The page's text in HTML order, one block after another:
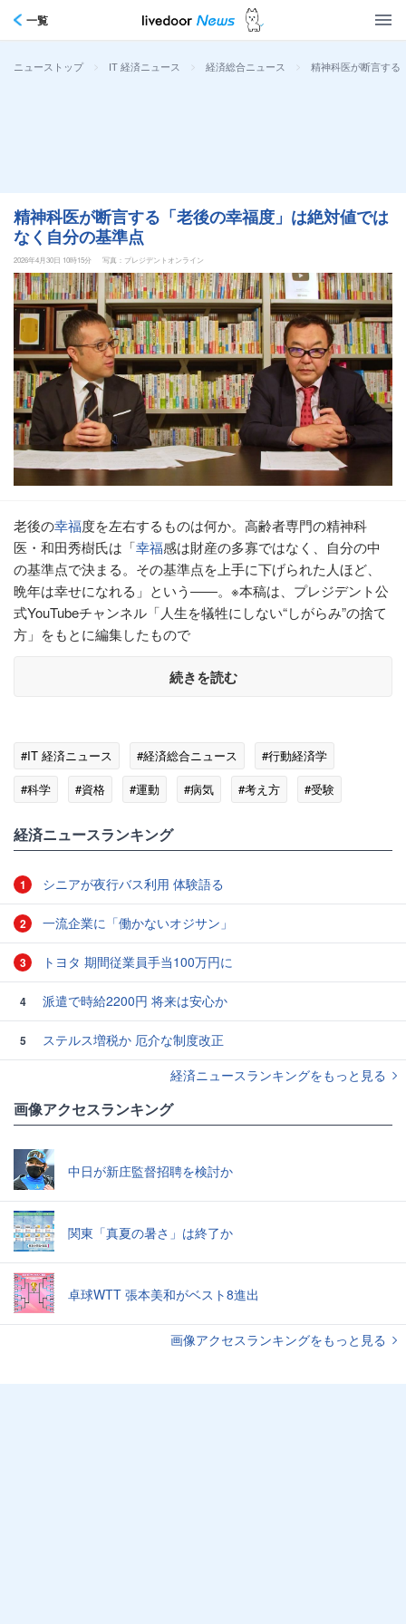
一覧
ニューストップ > IT 経済ニュース > 経済総合ニュース > 精神科医が断言する
精神科医が断言する「老後の幸福度」は絶対値では
なく自分の基準点
2026年4月30日 10時15分 写真：プレジデントオンライン
老後の幸福度を左右するものは何か。高齢者専門の精神科
医・和田秀樹氏は「幸福感は財産の多寡ではなく、自分の中
の基準点で決まる。その基準点を上手に下げられた人ほど、
晩年は幸せになれる」という――。※本稿は、プレジデント公
式YouTubeチャンネル「人生を犠牲にしない“しがらみ”の捨て
方」をもとに編集したもので
続きを読む
#IT 経済ニュース #経済総合ニュース
#行動経済学
#科学
#資格 #運動 #病気 #考え方
#受験
経済ニュースランキング
1 シニアが夜行バス利用 体験語る
2 一流企業に「働かないオジサン」
3 トヨタ 期間従業員手当100万円に
4 派遣で時給2200円 将来は安心か
5
ステルス増税か 厄介な制度改正
経済ニュースランキングをもっと見る
画像アクセスランキング
中日が新庄監督招聘を検討か
関東「真夏の暑さ」は終了か
卓球WTT 張本美和がベスト8進出
画像アクセスランキングをもっと見る